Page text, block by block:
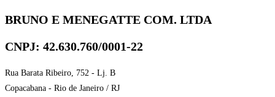
BRUNO E MENEGATTE COM. LTDA
CNPJ: 42.630.760/0001-22
Rua Barata Ribeiro, 752 - Lj. B
Copacabana - Rio de Janeiro / RJ